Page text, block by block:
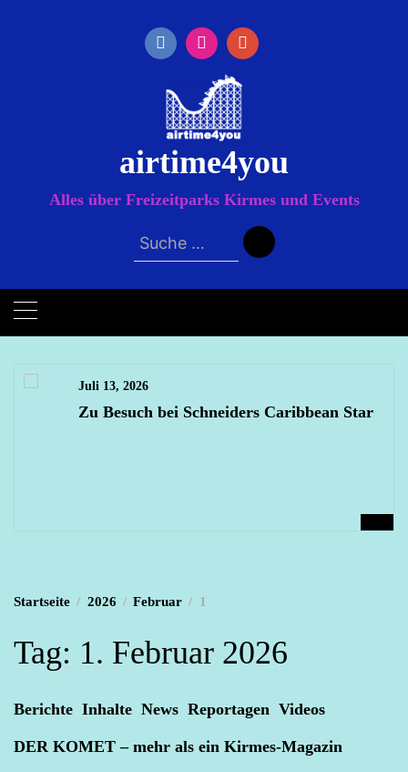
airtime4you
Alles über Freizeitparks Kirmes und Events
Suche
nach:
Juli 13, 2026
Zu Besuch bei Schneiders Caribbean Star
Startseite 2026 Februar 1
Tag: 1. Februar 2026
Berichte Inhalte News Reportagen Videos
DER KOMET – mehr als ein Kirmes-Magazin